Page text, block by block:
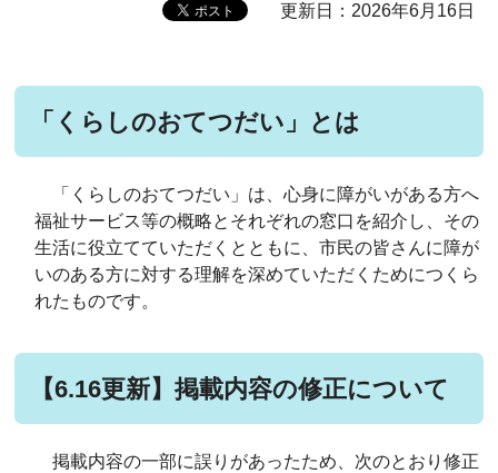
更新日：2026年6月16日
「くらしのおてつだい」とは
「くらしのおてつだい」は、心身に障がいがある方へ
福祉サービス等の概略とそれぞれの窓口を紹介し、その
生活に役立てていただくとともに、市民の皆さんに障が
いのある方に対する理解を深めていただくためにつくら
れたものです。
【6.16更新】掲載内容の修正について
掲載内容の一部に誤りがあったため、次のとおり修正